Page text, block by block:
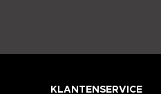
KLANTENSERVICE